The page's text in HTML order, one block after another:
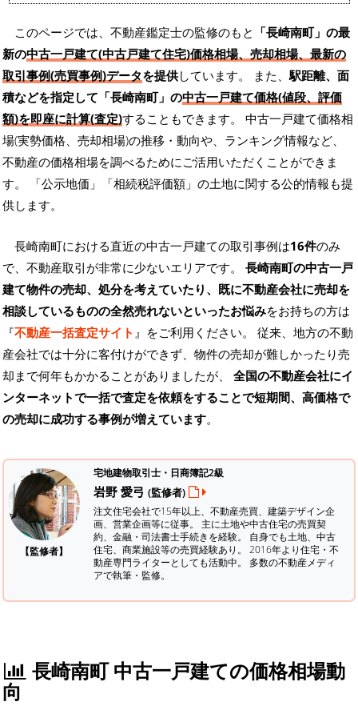
このページでは、不動産鑑定士の監修のもと 「長崎南町」の最
新の中古一戸建て(中古戸建て住宅)価格相場、売却相場、最新の
取引事例(売買事例)データを提供しています。 また、駅距離、面
積などを指定して「長崎南町」の中古一戸建て価格(値段、評価
額)を即座に計算(査定)することもできます。 中古一戸建て価格相
場(実勢価格、売却相場)の推移・動向や、ランキング情報など、
不動産の価格相場を調べるためにご活用いただくことができま
す。
「公示地価」「相続税評価額」の土地に関する公的情報も提
供します。
長崎南町における直近の中古一戸建ての取引事例は16件のみ
で、不動産取引が非常に少ないエリアです。 長崎南町の中古一戸
建て物件の売却、処分を考えていたり、既に不動産会社に売却を
相談しているものの全然売れないといったお悩みをお持ちの方は
『不動産一括査定サイト 』をご利用ください。 従来、地方の不動
産会社では十分に客付けができず、物件の売却が難しかったり売
却まで何年もかかることがありましたが、 全国の不動産会社にイ
ンターネットで一括で査定を依頼をすることで短期間、高価格で
の売却に成功する事例が増えています。
【監修者】
宅地建物取引士・日商簿記2級
岩野 愛弓 (監修者)
注文住宅会社で15年以上、不動産売買、建築デザイン企
画、営業企画等に従事。 主に土地や中古住宅の売買契
約、金融・司法書士手続きを経験。 自身でも土地、中古
住宅、商業施設等の売買経験あり。 2016年より住宅・不
動産専門ライターとしても活動中。 多数の不動産メディ
アで執筆・監修。
長崎南町 中古一戸建ての価格相場動
向